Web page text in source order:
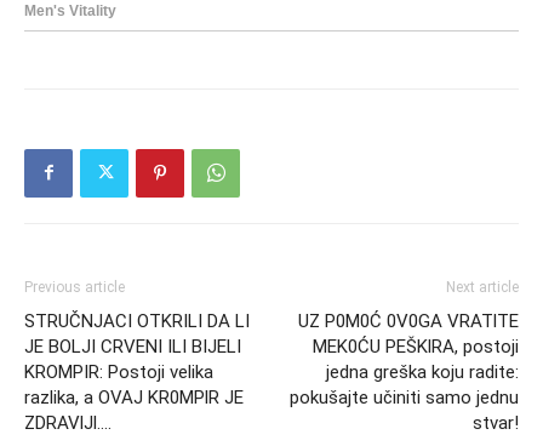
Previous article
STRUČNJACI OTKRILI DA LI
JE BOLJI CRVENI ILI BIJELI
KROMPIR: Postoji velika
razlika, a OVAJ KR0MPlR JE
ZDRAVlJl….
Next article
UZ P0M0Ć 0V0GA VRATlTE
MEK0ĆU PEŠKlRA, postoji
jedna greška koju radite:
pokušajte učiniti samo jednu
stvar!